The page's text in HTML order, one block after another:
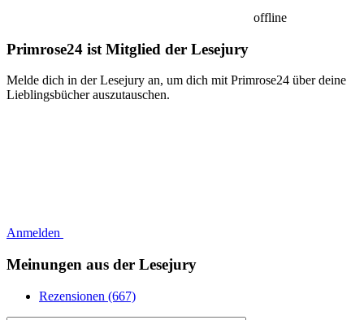
offline
Primrose24 ist Mitglied der Lesejury
Melde dich in der Lesejury an, um dich mit Primrose24 über deine
Lieblingsbücher auszutauschen.
Anmelden
Meinungen aus der Lesejury
Rezensionen (667)